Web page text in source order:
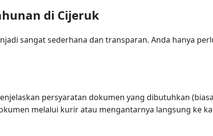
di Cijeruk
sangat sederhana dan transparan. Anda hanya
persyaratan dokumen yang dibutuhkan
melalui kurir atau mengantarnya langsung ke